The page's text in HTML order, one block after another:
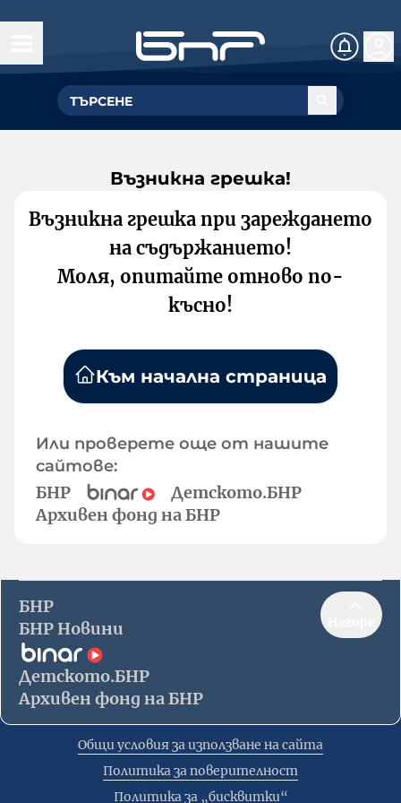
Възникна грешка!
Възникна грешка при зареждането
на съдържанието!
Моля, опитайте отново по-
късно!
Към начална страница
Или проверете още от нашите
сайтове:
БНР
Детското.БНР
Архивен фонд на БНР
БНР
БНР Новини
Детското.БНР
Архивен фонд на БНР
Общи условия за използване на сайта
Политика за поверителност
Политика за „бисквитки“